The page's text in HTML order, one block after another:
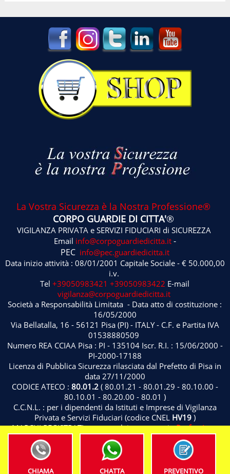
La Vostra Sicurezza è la Nostra Professione®
CORPO GUARDIE DI CITTA'®
VIGILANZA PRIVATA e SERVIZI FIDUCIARI di SICUREZZA
Email info@corpoguardiedicitta.it-
PEC info@pec.guardiedicitta.it
Data inizio attività : 08/01/2001 Capitale Sociale - € 50.000,00
i.v.
Tel+39050983421 +39050983422 E-mail
vigilanza@corpoguardiedicitta.it
Società a Responsabilità Limitata - Data atto di costituzione :
16/05/2000
Via Bellatalla, 16 - 56121 Pisa (PI) - ITALY - C.F. e Partita IVA
01538880509
Numero REA CCIAA Pisa : PI - 135104 Iscr. R.I. : 15/06/2000 -
PI-2000-17188
Licenza di Pubblica Sicurezza rilasciata dal Prefetto di Pisa in
data 27/11/2000
CODICE ATECO : 80.01.2( 80.01.21 - 80.01.29 - 80.10.00 -
80.10.01 - 80.20.00 - 80.01 )
C.C.N.L. : per i dipendenti da Istituti e Imprese di Vigilanza
Privata e Servizi Fiduciari (codice CNEL HV19 )
MARCHI REGISTRATI : nome - claim - stemmi -Professione
Sicurezza® ( Classificazione di Nizza 9 - 12 - 36 - 37 - 38 - 42 -
45)
Privacy Policy
CHIAMA CHATTA PREVENTIVO